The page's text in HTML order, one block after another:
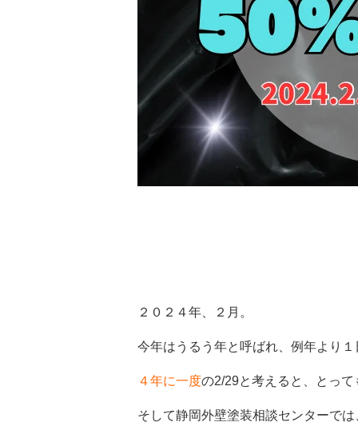
２０２４年、２月。
今年はうるう年と呼ばれ、例年より１
４年に一度の2/29と考えると、とっ
そして静岡外壁塗装相談センターでは